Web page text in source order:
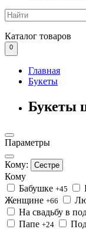
Каталог товаров
0
Главная
Букеты
Букеты
Параметры
Кому: Сестре
Кому
Бабушке +45
Женщине +66
На свадьбу в
Папе +24